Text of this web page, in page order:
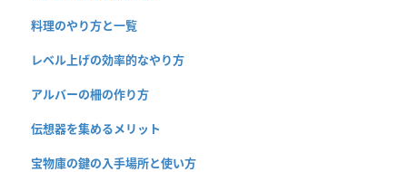
料理のやり方と一覧
レベル上げの効率的なやり方
アルバーの柵の作り方
伝想器を集めるメリット
宝物庫の鍵の入手場所と使い方